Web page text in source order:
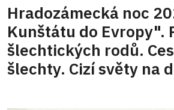
Hradozámecká noc
Kunštátu do Evropy".
šlechtických rodů.
šlechty. Cizí světy na